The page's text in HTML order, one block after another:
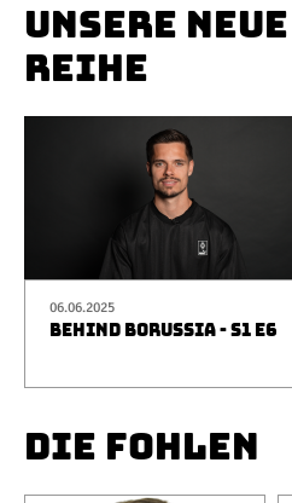
UNSERE
REIHE
06.06.2025
BEHIND BORUSSIA - S1 E6
DIE FOHLEN